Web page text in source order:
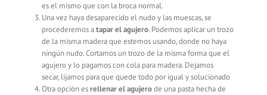
es el mismo que con la broca normal.
Una vez haya desaparecido el nudo y las muescas, se
procederemos atapar el agujero. Podemos aplicar un trozo
de la misma madera que estemos usando, donde no haya
ningún nudo. Cortamos un trozo de la misma forma que el
agujero y lo pagamos con cola para madera. Dejamos
secar, lijamos para que quede todo por igual y solucionado
Otra opción esrellenar el agujerode una pasta hecha de